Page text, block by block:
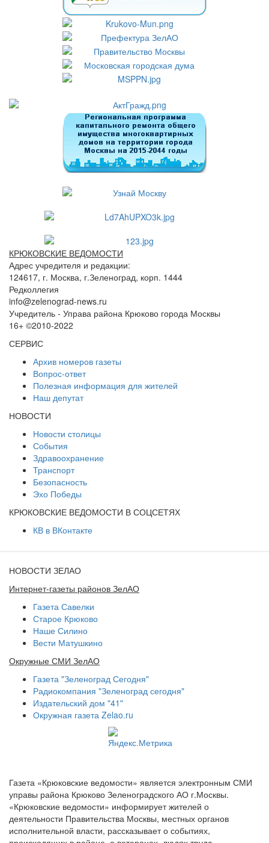
КРЮКОВСКИЕ ВЕДОМОСТИ
Адрес учредителя и редакции:
124617, г. Москва, г.Зеленоград, корп. 1444
Редколлегия
info@zelenograd-news.ru
Учредитель - Управа района Крюково города Москвы
16+ ©2010-2022
СЕРВИС
Архив номеров газеты
Вопрос-ответ
Полезная информация для жителей
Наш депутат
НОВОСТИ
Новости столицы
События
Здравоохранение
Транспорт
Безопасность
Эхо Победы
КРЮКОВСКИЕ ВЕДОМОСТИ В СОЦСЕТЯХ
КВ в ВКонтакте
НОВОСТИ ЗЕЛАО
Интернет-газеты районов ЗелАО
Газета Савелки
Старое Крюково
Наше Силино
Вести Матушкино
Окружные СМИ ЗелАО
Газета "Зеленоград Сегодня"
Радиокомпания "Зеленоград сегодня"
Издательский дом "41"
Окружная газета Zelao.ru
Газета «Крюковские ведомости» является электронным СМИ
управы района Крюково Зеленоградского АО г.Москвы.
«Крюковские ведомости» информирует жителей о
деятельности Правительства Москвы, местных органов
исполнительной власти, рассказывает о событиях,